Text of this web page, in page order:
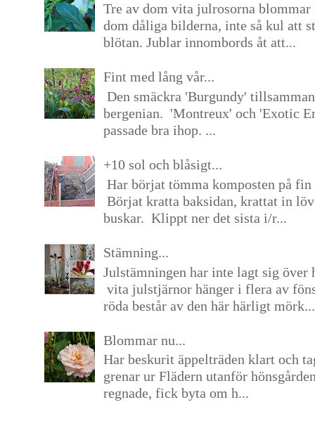
Tre av dom vita julrosorna blommar
dom dåliga bilderna, inte så kul att
blötan. Jublar innombords åt att...
Fint med lång vår...
Den smäckra 'Burgundy'
bergenian. 'Montreux' och 'Exotic
passade bra ihop. ...
+10 sol och blåsigt...
Har börjat tömma komposten på
Börjat kratta baksidan, krattat in
buskar. Klippt ner det sista i/r...
Stämning...
Julstämningen har inte lagt sig över
vita julstjärnor hänger i flera av
röda består av den här härligt mörk...
Blommar nu...
Har beskurit äppelträden klart och
grenar ur Flädern utanför
regnade, fick byta om h...